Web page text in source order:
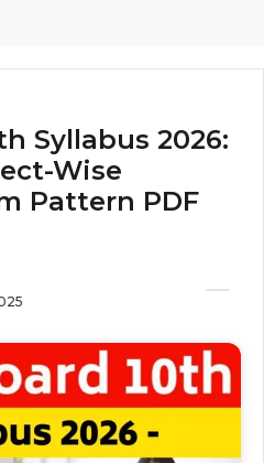
Syllabus 2026:
Wise
Pattern PDF